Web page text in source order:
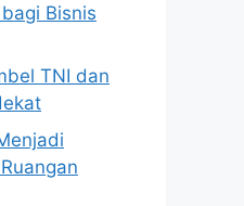
Bisnis
TNI dan